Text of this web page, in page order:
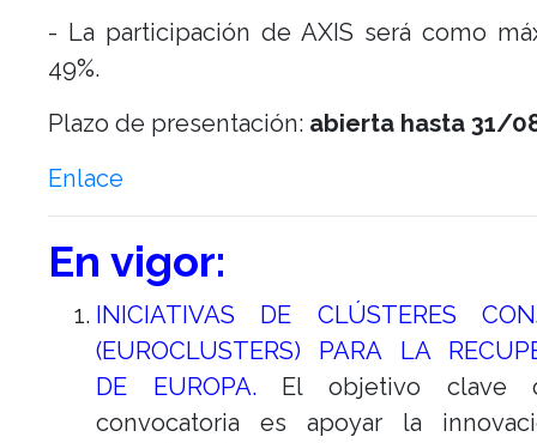
- La participación de AXIS será como
49%.
Plazo de presentación: abierta hasta 31/
Enlace
En vigor:
INICIATIVAS DE CLÚSTERES
(EUROCLUSTERS) PARA LA
DE EUROPA.El objetivo clave
convocatoria es apoyar la